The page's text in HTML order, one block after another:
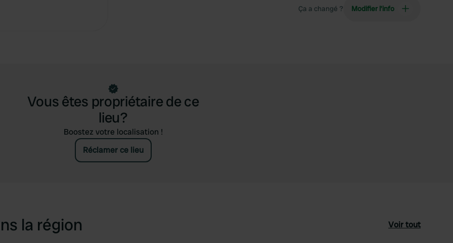
Ça a changé ? Modifier l’info
Vous êtes propriétaire de ce
lieu?
Boostez votre localisation !
Réclamer ce lieu
la région Voir tout